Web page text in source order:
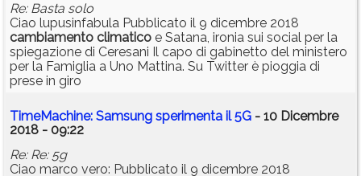
Re: Basta solo
Ciao lupusinfabula Pubblicato il 9 dicembre 2018
cambiamento climatico e Satana, ironia sui social per la
spiegazione di Ceresani Il capo di gabinetto del ministero
per la Famiglia a Uno Mattina. Su Twitter è pioggia di
prese in giro
TimeMachine: Samsung sperimenta il 5G - 10 Dicembre
2018 - 09:22
Re: Re: 5g
Ciao marco vero: Pubblicato il 9 dicembre 2018